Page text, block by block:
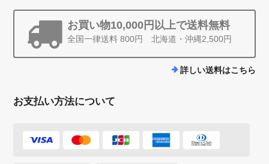
お買い物10,000円以上で送料無料
全国一律送料 800円 北海道・沖縄2,500円
詳しい送料はこちら
お支払い方法について